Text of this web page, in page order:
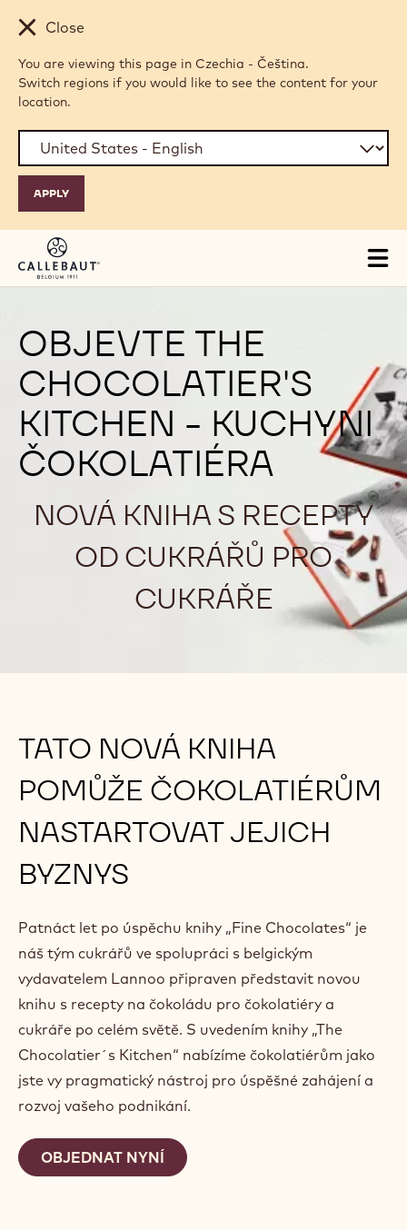
Skip to main content
Close
You are viewing this page in Czechia - Čeština.
Switch regions if you would like to see the content for your
location.
OBJEVTE THE
CHOCOLATIER'S
KITCHEN - KUCHYNI
ČOKOLATIÉRA
NOVÁ KNIHA S RECEPTY
OD CUKRÁŘŮ PRO
CUKRÁŘE
TATO NOVÁ KNIHA
POMŮŽE ČOKOLATIÉRŮM
NASTARTOVAT JEJICH
BYZNYS
Patnáct let po úspěchu knihy „Fine Chocolates“ je
náš tým cukrářů ve spolupráci s belgickým
vydavatelem Lannoo připraven představit novou
knihu s recepty na čokoládu pro čokolatiéry a
cukráře po celém světě. S uvedením knihy „The
Chocolatier´s Kitchen“ nabízíme čokolatiérům jako
jste vy pragmatický nástroj pro úspěšné zahájení a
rozvoj vašeho podnikání.
OBJEDNAT NYNÍ